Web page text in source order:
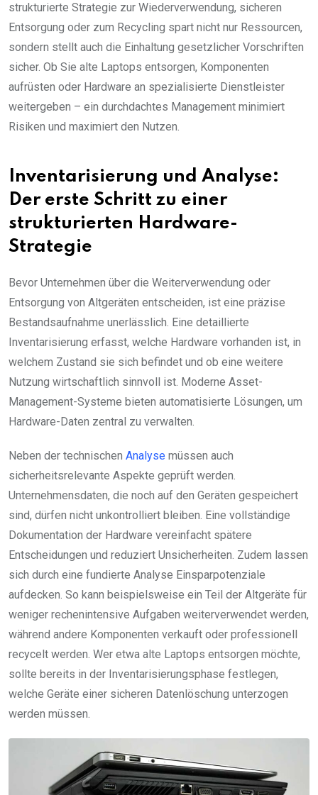
strukturierte Strategie zur Wiederverwendung, sicheren
Entsorgung oder zum Recycling spart nicht nur Ressourcen,
sondern stellt auch die Einhaltung gesetzlicher Vorschriften
sicher. Ob Sie alte Laptops entsorgen, Komponenten
aufrüsten oder Hardware an spezialisierte Dienstleister
weitergeben – ein durchdachtes Management minimiert
Risiken und maximiert den Nutzen.
Inventarisierung und Analyse:
Der erste Schritt zu einer
strukturierten Hardware-
Strategie
Bevor Unternehmen über die Weiterverwendung oder
Entsorgung von Altgeräten entscheiden, ist eine präzise
Bestandsaufnahme unerlässlich. Eine detaillierte
Inventarisierung erfasst, welche Hardware vorhanden ist, in
welchem Zustand sie sich befindet und ob eine weitere
Nutzung wirtschaftlich sinnvoll ist. Moderne Asset-
Management-Systeme bieten automatisierte Lösungen, um
Hardware-Daten zentral zu verwalten.
Neben der technischen Analyse müssen auch
sicherheitsrelevante Aspekte geprüft werden.
Unternehmensdaten, die noch auf den Geräten gespeichert
sind, dürfen nicht unkontrolliert bleiben. Eine vollständige
Dokumentation der Hardware vereinfacht spätere
Entscheidungen und reduziert Unsicherheiten. Zudem lassen
sich durch eine fundierte Analyse Einsparpotenziale
aufdecken. So kann beispielsweise ein Teil der Altgeräte für
weniger rechenintensive Aufgaben weiterverwendet werden,
während andere Komponenten verkauft oder professionell
recycelt werden. Wer etwa alte Laptops entsorgen möchte,
sollte bereits in der Inventarisierungsphase festlegen,
welche Geräte einer sicheren Datenlöschung unterzogen
werden müssen.